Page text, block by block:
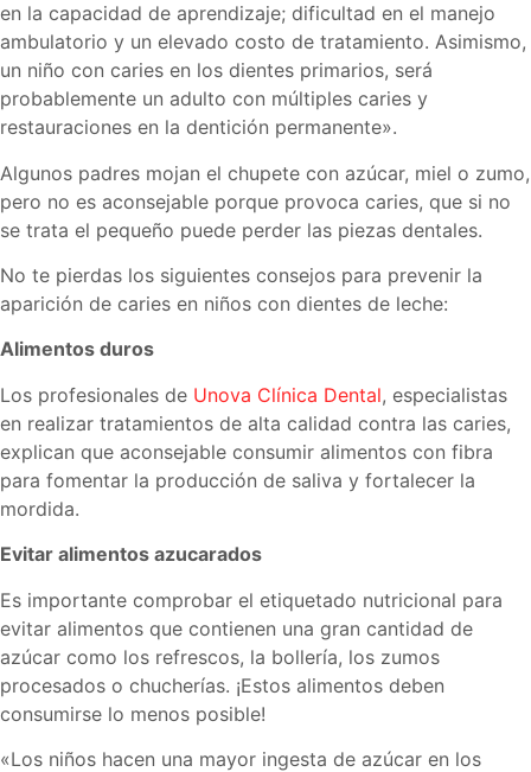
en la capacidad de aprendizaje; dificultad en el manejo
ambulatorio y un elevado costo de tratamiento. Asimismo,
un niño con caries en los dientes primarios, será
probablemente un adulto con múltiples caries y
restauraciones en la dentición permanente».
Algunos padres mojan el chupete con azúcar, miel o zumo,
pero no es aconsejable porque provoca caries, que si no
se trata el pequeño puede perder las piezas dentales.
No te pierdas los siguientes consejos para prevenir la
aparición de caries en niños con dientes de leche:
Alimentos duros
Los profesionales de Unova Clínica Dental, especialistas
en realizar tratamientos de alta calidad contra las caries,
explican que aconsejable consumir alimentos con fibra
para fomentar la producción de saliva y fortalecer la
mordida.
Evitar alimentos azucarados
Es importante comprobar el etiquetado nutricional para
evitar alimentos que contienen una gran cantidad de
azúcar como los refrescos, la bollería, los zumos
procesados o chucherías. ¡Estos alimentos deben
consumirse lo menos posible!
«Los niños hacen una mayor ingesta de azúcar en los